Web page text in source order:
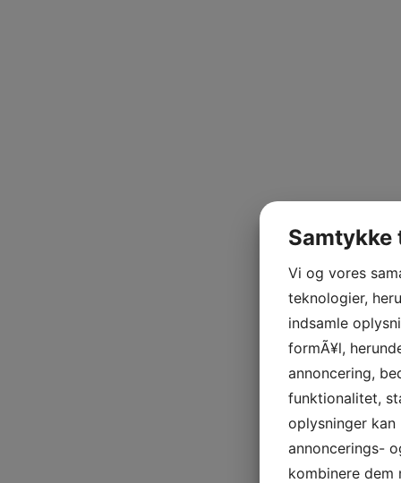
Vi og vores
teknologier,
indsamle
formÃ¥l,
annoncering,
funktionalitet,
oplysninger
annoncerings-
kombinere dem